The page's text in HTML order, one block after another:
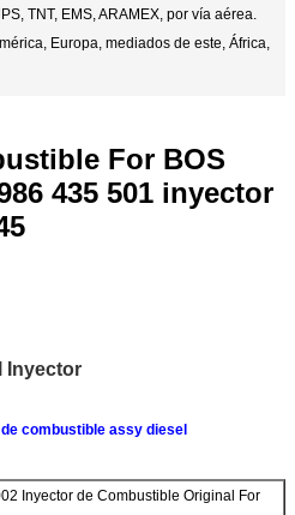
TNT, EMS, ARAMEX, por vía aérea.
Europa, mediados de este, África,
For BOS
435 501 inyector
Inyector
combustible assy diesel
Inyector de Combustible Original For